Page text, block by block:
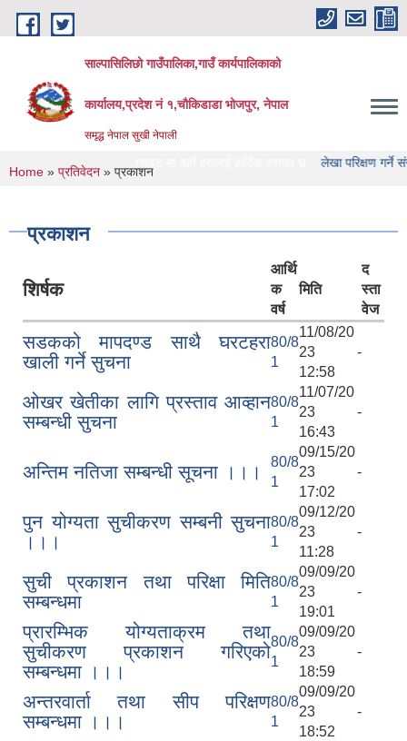
Skip to main content
साल्पासिलिछो गाउँपालिका,गाउँ कार्यपालिकाको
कार्यालय,प्रदेश नं १,चौकिडाडा भोजपुर, नेपाल
समृद्ध नेपाल सुखी नेपाली
गाउँपालिका को वेभसाइट मा यहाँ हरुलाई हार्दिक स्वागत छ लेखा परिक्षण गर्ने संस्था
You are here
Home » प्रतिवेदन » प्रकाशन
प्रकाशन
शिर्षक
आर्थि
क
वर्ष
मिति
द
स्ता
वेज
सडकको मापदण्ड साथै घरटहरा
खाली गर्ने सुचना
80/8
1
11/08/20
23 -
12:58
ओखर खेतीका लागि प्रस्ताव आव्हान
सम्बन्धी सुचना
80/8
1
11/07/20
23 -
16:43
अन्तिम नतिजा सम्बन्धी सूचना ।।।
80/8
1
09/15/20
23 -
17:02
पुन योग्यता सुचीकरण सम्बनी सुचना
।।।
80/8
1
09/12/20
23 -
11:28
सुची प्रकाशन तथा परिक्षा मिति
सम्बन्धमा
80/8
1
09/09/20
23 -
19:01
प्रारम्भिक योग्यताक्रम तथा
सुचीकरण प्रकाशन गरिएको
सम्बन्धमा ।।।
80/8
1
09/09/20
23 -
18:59
अन्तरवार्ता तथा सीप परिक्षण
सम्बन्धमा ।।।
80/8
1
09/09/20
23 -
18:52